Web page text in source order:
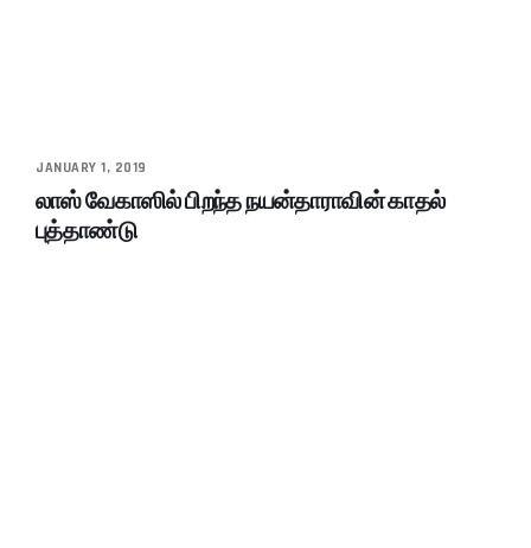
JANUARY 1, 2019
லாஸ் வேகாஸில் பிறந்த நயன்தாராவின் காதல்
புத்தாண்டு